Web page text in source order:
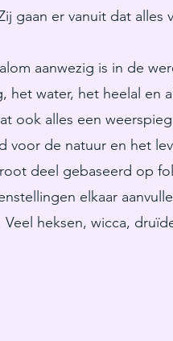
gaan er vanuit dat alles
aanwezig is in de
water, het heelal en
ook alles een
voor de natuur en het
deel gebaseerd op
elkaar
heksen, wicca,